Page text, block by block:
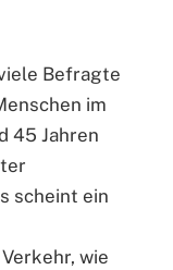
Befragte
im
45 Jahren
scheint ein
wie